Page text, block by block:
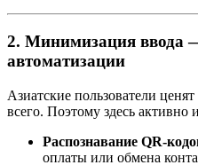
2. Минимизация ввода
автоматизации
Азиатские пользователи
всего. Поэтому здесь активно
Распознавание QR-
оплаты или обмена